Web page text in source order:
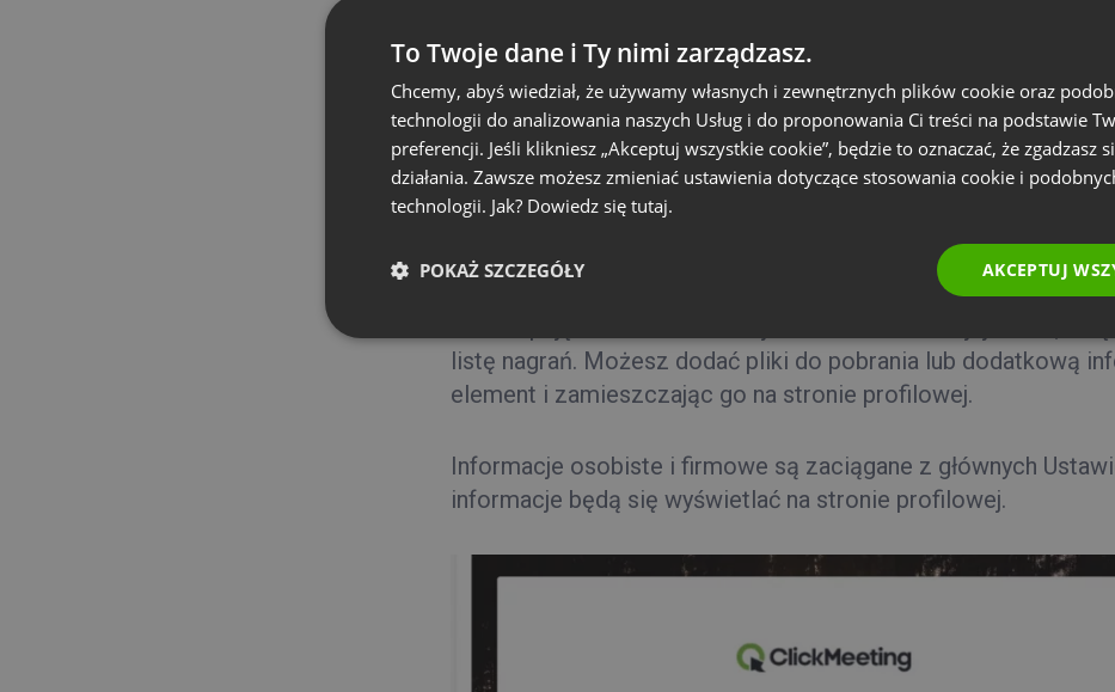
Masz opcję dodania informacji o sobie lub o swojej firmie,
listę nagrań. Możesz dodać pliki do pobrania lub dodatkową
element i zamieszczając go na stronie profilowej.
Informacje osobiste i firmowe są zaciągane z głównych
informacje będą się wyświetlać na stronie profilowej.
To Twoje dane i Ty nimi zarządzasz.
Chcemy, abyś wiedział, że używamy własnych i zewnętrznych plików cookie oraz
technologii do analizowania naszych Usług i do proponowania Ci treści na podstawie
preferencji. Jeśli klikniesz „Akceptuj wszystkie cookie”, będzie to oznaczać, że zgadzasz
działania. Zawsze możesz zmieniać ustawienia dotyczące stosowania cookie i
technologii. Jak? Dowiedz się tutaj.
AKCEPTUJ
POKAŻ SZCZEGÓŁY